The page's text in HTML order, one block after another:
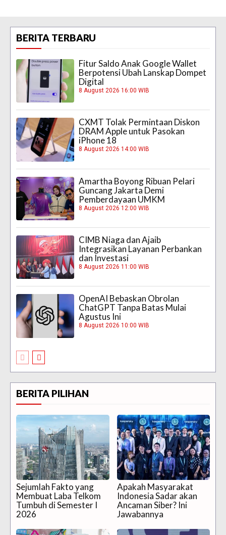
BERITA TERBARU
Fitur Saldo Anak Google Wallet
Berpotensi Ubah Lanskap Dompet
Digital
8 August 2026 16:00 WIB
CXMT Tolak Permintaan Diskon
DRAM Apple untuk Pasokan
iPhone 18
8 August 2026 14:00 WIB
Amartha Boyong Ribuan Pelari
Guncang Jakarta Demi
Pemberdayaan UMKM
8 August 2026 12:00 WIB
CIMB Niaga dan Ajaib
Integrasikan Layanan Perbankan
dan Investasi
8 August 2026 11:00 WIB
OpenAI Bebaskan Obrolan
ChatGPT Tanpa Batas Mulai
Agustus Ini
8 August 2026 10:00 WIB
BERITA PILIHAN
Sejumlah Fakto yang
Membuat Laba Telkom
Tumbuh di Semester I
2026
Apakah Masyarakat
Indonesia Sadar akan
Ancaman Siber? Ini
Jawabannya